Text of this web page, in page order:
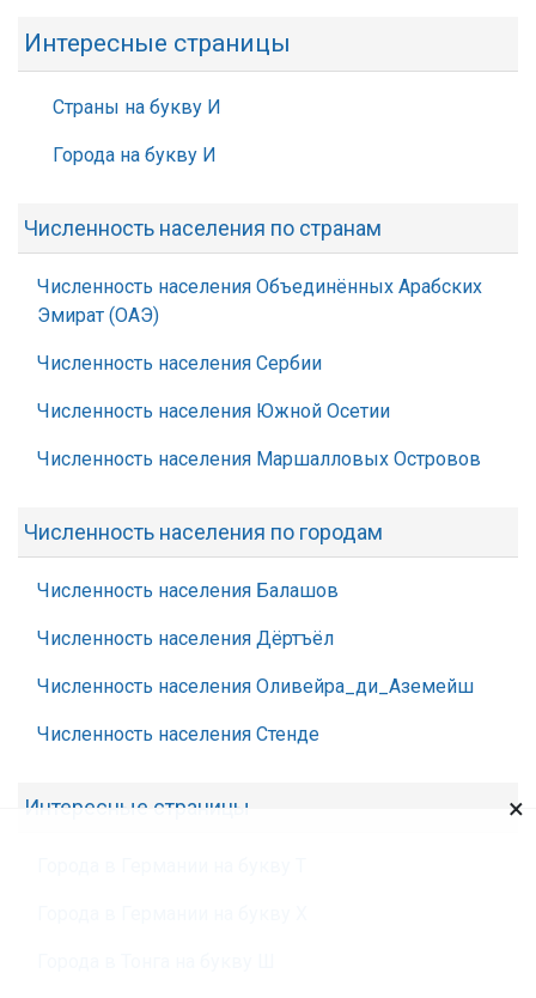
Интересные страницы
Страны на букву И
Города на букву И
Численность населения по странам
Численность населения Объединённых Арабских
Эмират (ОАЭ)
Численность населения Сербии
Численность населения Южной Осетии
Численность населения Маршалловых Островов
Численность населения по городам
Численность населения Балашов
Численность населения Дёртъёл
Численность населения Оливейра_ди_Аземейш
Численность населения Стенде
Интересные страницы ×